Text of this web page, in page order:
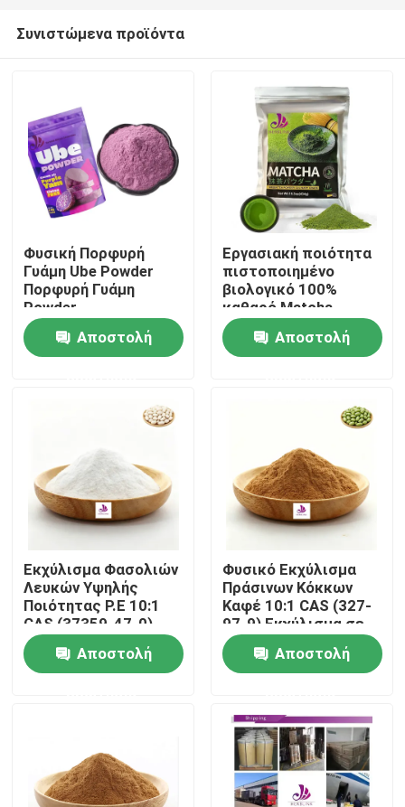
Σπίτι
Προϊόντα
Περίπου εμείς
Γύρος εργοστασίων
Ποιοτικός έλεγχος
Επαφή ΗΠΑ
Φυσικό εκχύλισμα φυτού
Συνιστώμενα προϊόντα
Φυσική Πορφυρή
Γυάμη Ube Powder
Πορφυρή Γυάμη
Powder
Αποστολή
Εργασιακή ποιότητα
πιστοποιημένο
βιολογικό 100%
καθαρό Matcha
πράσινη τσάι σε
σκόνη Αποστολή
Εκχύλισμα Φασολιών
Λευκών Υψηλής
Ποιότητας P.E 10:1
CAS (37359-47-0)
Φυσική Σκόνη
Εκχυλίσματος
Λευκών Φασολιών
Αποστολή
Φυσικό Εκχύλισμα
Πράσινων Κόκκων
Καφέ 10:1 CAS (327-
97-9) Εκχύλισμα σε
Σκόνη Τροφίμων
Αποστολή